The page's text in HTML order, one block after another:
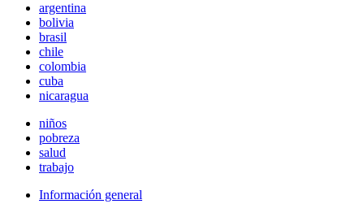
argentina
bolivia
brasil
chile
colombia
cuba
nicaragua
niños
pobreza
salud
trabajo
Información general